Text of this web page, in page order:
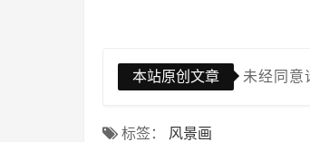
本站原创文章 未经同意
标签： 风景画